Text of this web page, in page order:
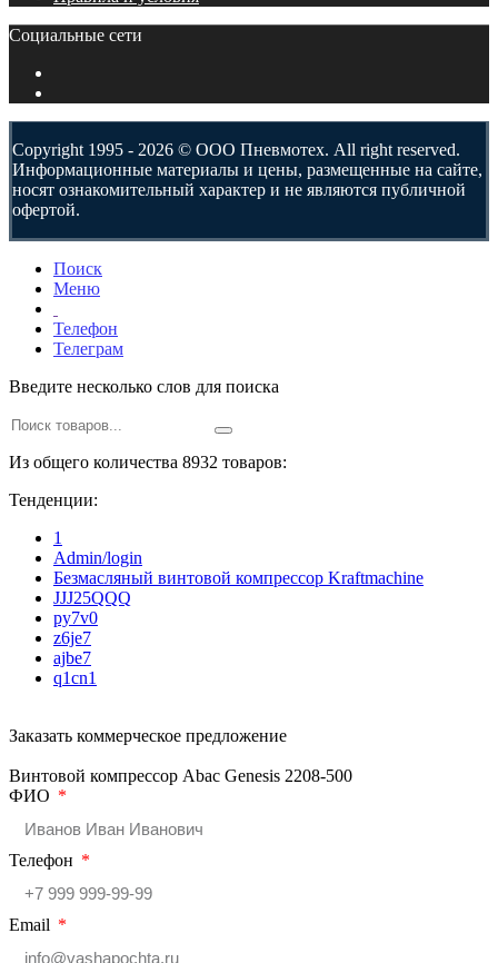
Социальные сети
Copyright 1995 - 2026 © ООО Пневмотех. All right reserved.
Информационные материалы и цены, размещенные на сайте,
носят ознакомительный характер и не являются публичной
офертой.
Поиск
Меню
Телефон
Телеграм
Введите несколько слов для поиска
Из общего количества 8932 товаров:
Тенденции:
1
Admin/login
Безмасляный винтовой компрессор Kraftmaсhine
JJJ25QQQ
py7v0
z6je7
ajbe7
q1cn1
Заказать коммерческое предложение
Винтовой компрессор Abac Genesis 2208-500
ФИО
Телефон
Email